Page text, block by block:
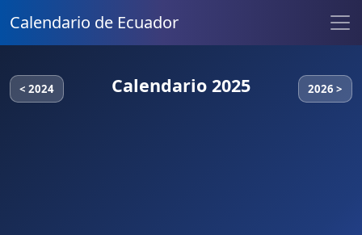
Calendario de Ecuador
< 2024 Calendario 2025 2026 >